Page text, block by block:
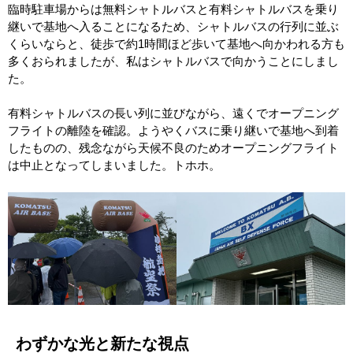
臨時駐車場からは無料シャトルバスと有料シャトルバスを乗り
継いで基地へ入ることになるため、シャトルバスの行列に並ぶ
くらいならと、徒歩で約1時間ほど歩いて基地へ向かわれる方も
多くおられましたが、私はシャトルバスで向かうことにしまし
た。
有料シャトルバスの長い列に並びながら、遠くでオープニング
フライトの離陸を確認。ようやくバスに乗り継いで基地へ到着
したものの、残念ながら天候不良のためオープニングフライト
は中止となってしまいました。トホホ。
わずかな光と新たな視点